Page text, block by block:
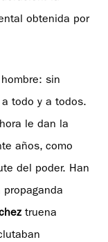
obtenida por
sin
todo y a todos.
le dan la
años, como
del poder. Han
truena